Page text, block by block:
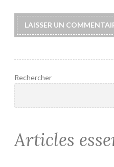
Rechercher
Articles